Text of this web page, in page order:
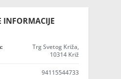
INFORMACIJE
Trg Svetog Križa,
10314 Križ
94115544733